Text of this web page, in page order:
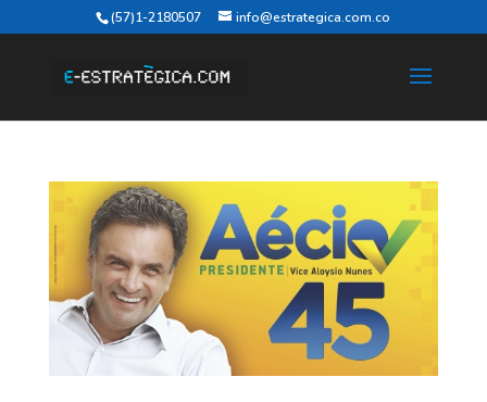
(57)1-2180507 info@estrategica.com.co